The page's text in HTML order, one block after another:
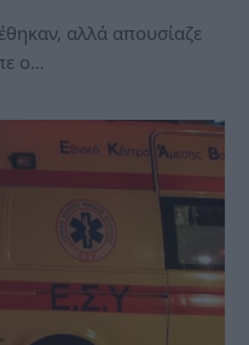
αλλά απουσίαζε
ο…